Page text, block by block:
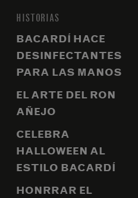
HISTORIAS
BACARDÍ HACE
DESINFECTANTES
PARA LAS MANOS
EL ARTE DEL RON
AÑEJO
CELEBRA
HALLOWEEN AL
ESTILO BACARDÍ
HONRRAR EL